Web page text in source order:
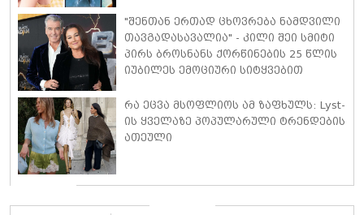
"შენთან ერთად ცხოვრება ნამდვილი
თავგადასავალია" - კილი შეი სმიტი
პირს ბროსნანს ქორწინების 25 წლის
იუბილეს ემოციური სიტყვებით
რა ეცვა მსოფლიოს ამ ზაფხულს: Lyst-
ის ყველაზე პოპულარული ტრენდების
ათეული